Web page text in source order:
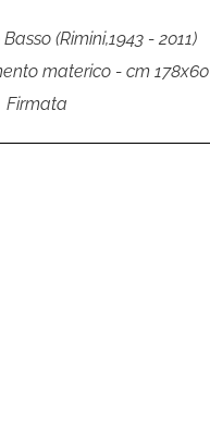
(Rimini,1943 - 2011)
materico - cm 178x60
Firmata